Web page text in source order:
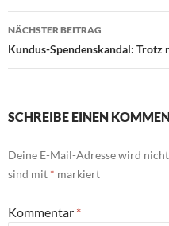
NÄCHSTER BEITRAG
Kundus-Spendenskandal:
SCHREIBE EINEN
Deine E-Mail-Adresse wird
sind mit * markiert
Kommentar *